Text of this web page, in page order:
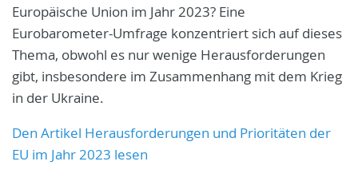
Europäische Union im Jahr 2023? Eine
Eurobarometer-Umfrage konzentriert sich auf dieses
Thema, obwohl es nur wenige Herausforderungen
gibt, insbesondere im Zusammenhang mit dem Krieg
in der Ukraine.
Den Artikel Herausforderungen und Prioritäten der
EU im Jahr 2023 lesen